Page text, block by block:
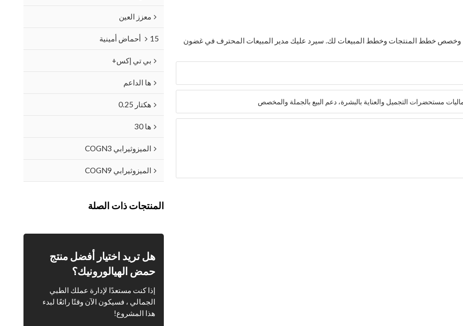
معزز العين
15 أحماض أمينية
بي تي إكس+
ها الداعم
هكتار 0.25
ها 30
الميزوثيرابي COGN3
الميزوثيرابي COGN9
المنتجات ذات الصلة
هل تريد اختيار أفضل منتج
حمض الهيالورونيك؟
إذا كنت مستعدًا لإدارة عملك الطبي
الجمالي ، فسيكون الآن وقتًا رائعًا لبدء
هذا المشروع!
، وخصص خطط المنتجات وخطط المبيعات لك. سيرد عليك مدير المبيعات المحترف في غضون